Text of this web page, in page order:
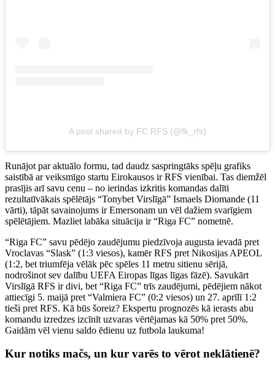
A post shared by FC RFS (@fk_rfs)
Runājot par aktuālo formu, tad daudz saspringtāks spēļu grafiks
saistībā ar veiksmīgo startu Eirokausos ir RFS vienībai. Tas diemžēl
prasījis arī savu cenu – no ierindas izkritis komandas dalīti
rezultatīvākais spēlētājs “Tonybet Virslīgā” Ismaels Diomande (11
vārti), tāpāt savainojums ir Emersonam un vēl dažiem svarīgiem
spēlētājiem. Mazliet labāka situācija ir “Riga FC” nometnē.
“Riga FC” savu pēdējo zaudējumu piedzīvoja augusta ievadā pret
Vroclavas “Slask” (1:3 viesos), kamēr RFS pret Nikosijas APEOL
(1:2, bet triumfēja vēlāk pēc spēles 11 metru sitienu sērijā,
nodrošinot sev dalību UEFA Eiropas līgas līgas fāzē). Savukārt
Virslīgā RFS ir divi, bet “Riga FC” trīs zaudējumi, pēdējiem nākot
attiecīgi 5. maijā pret “Valmiera FC” (0:2 viesos) un 27. aprīlī 1:2
tieši pret RFS. Kā būs šoreiz? Ekspertu prognozēs kā ierasts abu
komandu izredzes izcīnīt uzvaras vērtējamas kā 50% pret 50%.
Gaidām vēl vienu saldo ēdienu uz futbola laukuma!
Kur notiks mačs, un kur varēs to vērot neklātienē?